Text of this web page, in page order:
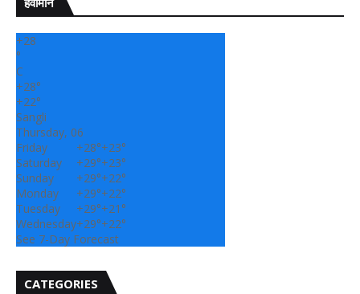
+28
°
C
+28°
+22°
Sangli
Thursday, 06
Friday
+28°+23°
Saturday
+29°+23°
Sunday
+29°+22°
Monday
+29°+22°
Tuesday
+29°+21°
Wednesday+29°+22°
See 7-Day Forecast
CATEGORIES